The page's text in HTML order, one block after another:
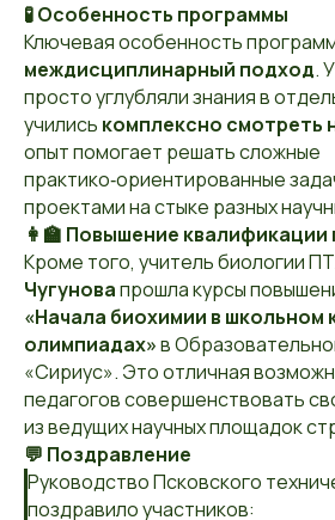
🧪 Особенность программы
Ключевая особенность
междисциплинарный подход.
просто углубляли знания в
учились комплексно смотреть
опыт помогает решать сложные
практико‑ориентированные
проектами на стыке разных
👩‍🏫 Повышение квалификации
Кроме того, учитель биологии
Чугуновапрошла курсы
«Начала биохимии в школьном
олимпиадах»в
«Сириус». Это отличная
педагогов совершенствовать
из ведущих научных площадок
💬 Поздравление
Руководство Псковского
поздравило участников: